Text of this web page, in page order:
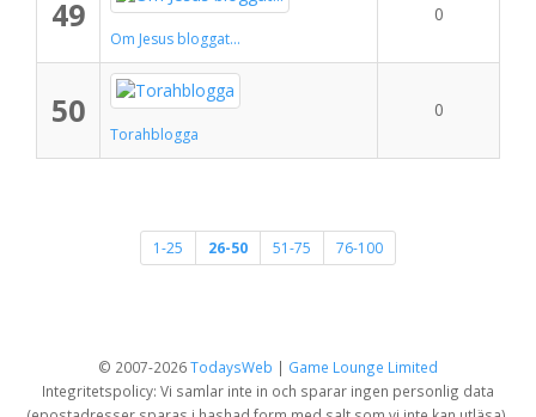
49
Om Jesus bloggat...
0
50
Torahblogga
0
1-25 26-50 51-75 76-100
© 2007-2026TodaysWeb | Game Lounge Limited
Integritetspolicy: Vi samlar inte in och sparar ingen personlig data